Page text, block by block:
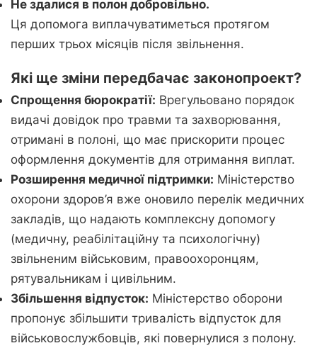
Не здалися в полон добровільно.
Ця допомога виплачуватиметься протягом
перших трьох місяців після звільнення.
Які ще зміни передбачає законопроект?
Спрощення бюрократії: Врегульовано порядок
видачі довідок про травми та захворювання,
отримані в полоні, що має прискорити процес
оформлення документів для отримання виплат.
Розширення медичної підтримки: Міністерство
охорони здоров’я вже оновило перелік медичних
закладів, що надають комплексну допомогу
(медичну, реабілітаційну та психологічну)
звільненим військовим, правоохоронцям,
рятувальникам і цивільним.
Збільшення відпусток: Міністерство оборони
пропонує збільшити тривалість відпусток для
військовослужбовців, які повернулися з полону.